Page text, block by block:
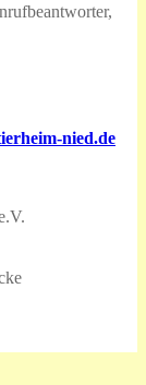
nied.de